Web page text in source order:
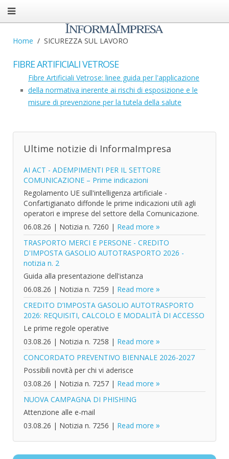
Home SICUREZZA SUL LAVORO
FIBRE ARTIFICIALI VETROSE
Fibre Artificiali Vetrose: linee guida per l'applicazione
della normativa inerente ai rischi di esposizione e le
misure di prevenzione per la tutela della salute
Ultime notizie di InformaImpresa
AI ACT - ADEMPIMENTI PER IL SETTORE
COMUNICAZIONE – Prime indicazioni
Regolamento UE sull'intelligenza artificiale -
Confartigianato diffonde le prime indicazioni utili agli
operatori e imprese del settore della Comunicazione.
06.08.26 | Notizia n. 7260 | Read more
TRASPORTO MERCI E PERSONE - CREDITO
D'IMPOSTA GASOLIO AUTOTRASPORTO 2026 -
notizia n. 2
Guida alla presentazione dell'istanza
06.08.26 | Notizia n. 7259 | Read more
CREDITO D’IMPOSTA GASOLIO AUTOTRASPORTO
2026: REQUISITI, CALCOLO E MODALITÀ DI ACCESSO
Le prime regole operative
03.08.26 | Notizia n. 7258 | Read more
CONCORDATO PREVENTIVO BIENNALE 2026-2027
Possibili novità per chi vi aderisce
03.08.26 | Notizia n. 7257 | Read more
NUOVA CAMPAGNA DI PHISHING
Attenzione alle e-mail
03.08.26 | Notizia n. 7256 | Read more